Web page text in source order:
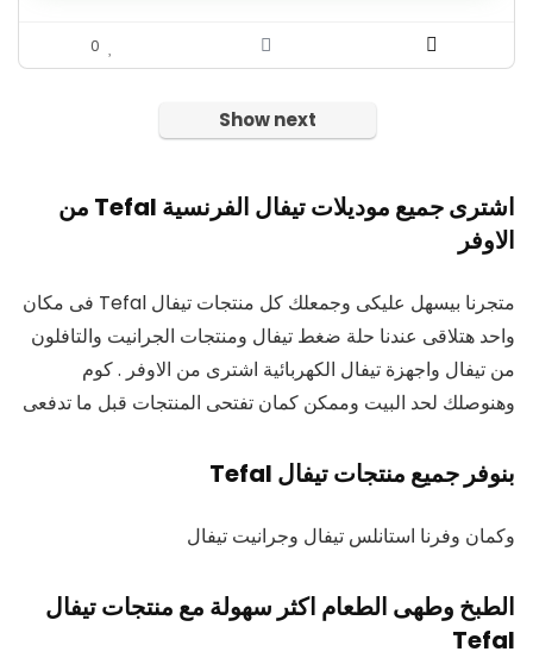
0
Show next
اشترى جميع موديلات تيفال الفرنسية Tefal من
الاوفر
متجرنا بيسهل عليكى وجمعلك كل منتجات تيفال Tefal فى مكان
واحد هتلاقى عندنا حلة ضغط تيفال ومنتجات الجرانيت والتافلون
من تيفال واجهزة تيفال الكهربائية اشترى من الاوفر . كوم
وهنوصلك لحد البيت وممكن كمان تفتحى المنتجات قبل ما تدفعى
بنوفر جميع منتجات تيفال Tefal
وكمان وفرنا استانلس تيفال وجرانيت تيفال
الطبخ وطهى الطعام اكثر سهولة مع منتجات تيفال
Tefal